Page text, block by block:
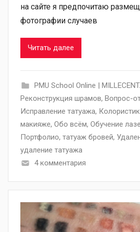
на сайте я предпочитаю
фотографии случаев
Читать далее
PMU School Online |
Pеконструкция шрамов, Вопрос-
Исправление татуажа,
макияже, Обо всём, Обучение
Портфолио, татуаж бровей,
удаление татуажа
4 комментария